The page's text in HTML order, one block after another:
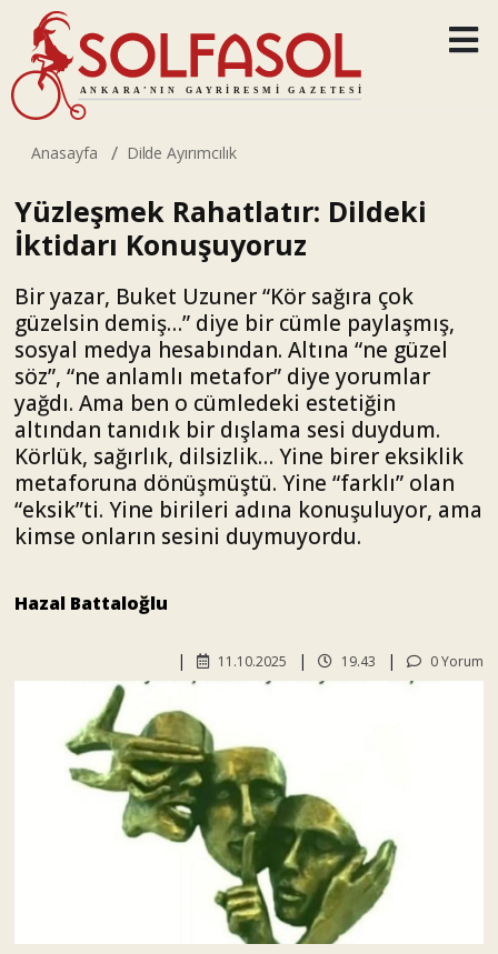
Anasayfa Dilde Ayırımcılık
Yüzleşmek Rahatlatır: Dildeki
İktidarı Konuşuyoruz
Bir yazar, Buket Uzuner “Kör sağıra çok
güzelsin demiş…” diye bir cümle paylaşmış,
sosyal medya hesabından. Altına “ne güzel
söz”, “ne anlamlı metafor” diye yorumlar
yağdı. Ama ben o cümledeki estetiğin
altından tanıdık bir dışlama sesi duydum.
Körlük, sağırlık, dilsizlik… Yine birer eksiklik
metaforuna dönüşmüştü. Yine “farklı” olan
“eksik”ti. Yine birileri adına konuşuluyor, ama
kimse onların sesini duymuyordu.
Hazal Battaloğlu
0 Yorum
19.43
11.10.2025